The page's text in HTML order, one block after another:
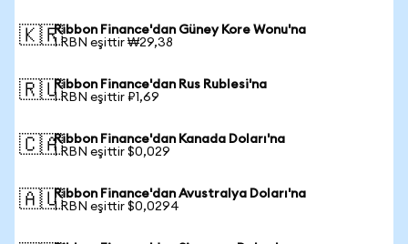
🇰🇷Ribbon Finance'dan Güney Kore Wonu'na
1 RBN eşittir ₩29,38
🇷🇺Ribbon Finance'dan Rus Rublesi'na
1 RBN eşittir ₽1,69
🇨🇦Ribbon Finance'dan Kanada Doları'na
1 RBN eşittir $0,029
🇦🇺Ribbon Finance'dan Avustralya Doları'na
1 RBN eşittir $0,0294